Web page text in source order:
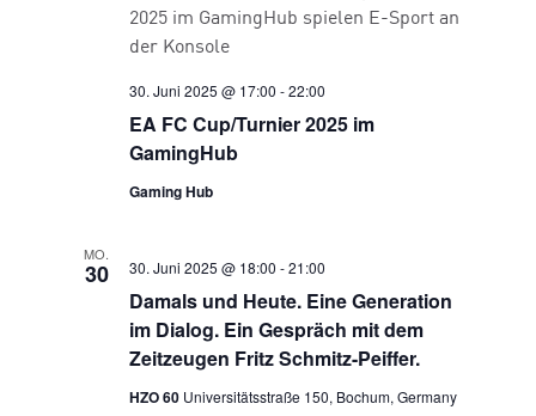
EA FC Cup/Turnier 2025 im
GamingHub
30. Juni 2025 @ 17:00 -22:00
Gaming Hub
MO.
30
Damals und Heute. Eine Generation
im Dialog. Ein Gespräch mit dem
Zeitzeugen Fritz Schmitz-Peiffer.
30. Juni 2025 @ 18:00 -21:00
HZO 60 Universitätsstraße 150, Bochum, Germany